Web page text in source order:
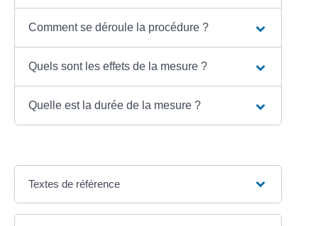
Comment se déroule la procédure ?
Quels sont les effets de la mesure ?
Quelle est la durée de la mesure ?
Textes de référence